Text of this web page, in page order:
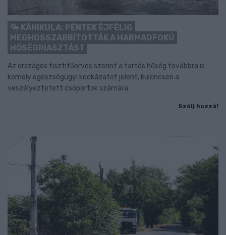
KÁNIKULA: PÉNTEK ÉJFÉLIG
MEGHOSSZABBÍTOTTÁK A HARMADFOKÚ
HŐSÉGRIASZTÁST
Az országos tisztifőorvos szerint a tartós hőség továbbra is
komoly egészségügyi kockázatot jelent, különösen a
veszélyeztetett csoportok számára.
Szólj hozzá!